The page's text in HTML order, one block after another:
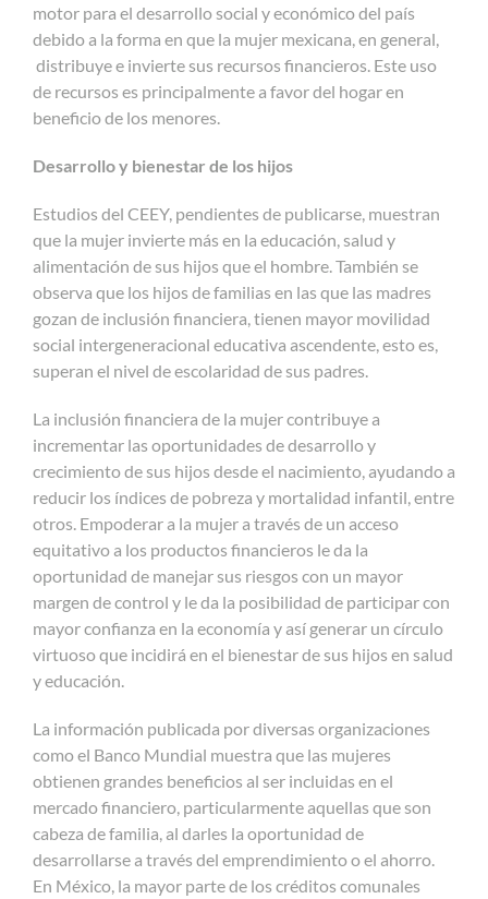
motor para el desarrollo social y económico del país
debido a la forma en que la mujer mexicana, en general,
distribuye e invierte sus recursos financieros. Este uso
de recursos es principalmente a favor del hogar en
beneficio de los menores.
Desarrollo y bienestar de los hijos
Estudios del CEEY, pendientes de publicarse, muestran
que la mujer invierte más en la educación, salud y
alimentación de sus hijos que el hombre. También se
observa que los hijos de familias en las que las madres
gozan de inclusión financiera, tienen mayor movilidad
social intergeneracional educativa ascendente, esto es,
superan el nivel de escolaridad de sus padres.
La inclusión financiera de la mujer contribuye a
incrementar las oportunidades de desarrollo y
crecimiento de sus hijos desde el nacimiento, ayudando a
reducir los índices de pobreza y mortalidad infantil, entre
otros. Empoderar a la mujer a través de un acceso
equitativo a los productos financieros le da la
oportunidad de manejar sus riesgos con un mayor
margen de control y le da la posibilidad de participar con
mayor confianza en la economía y así generar un círculo
virtuoso que incidirá en el bienestar de sus hijos en salud
y educación.
La información publicada por diversas organizaciones
como el Banco Mundial muestra que las mujeres
obtienen grandes beneficios al ser incluidas en el
mercado financiero, particularmente aquellas que son
cabeza de familia, al darles la oportunidad de
desarrollarse a través del emprendimiento o el ahorro.
En México, la mayor parte de los créditos comunales